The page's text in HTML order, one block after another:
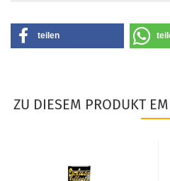
teilen
ZU DIESEM PRODUKT